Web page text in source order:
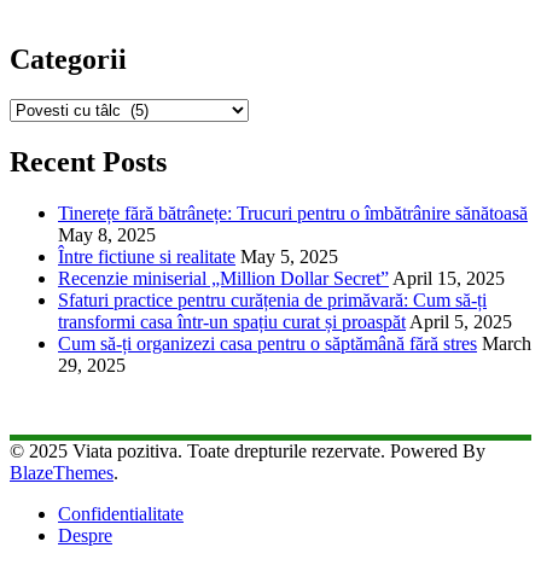
Categorii
Categorii
Recent Posts
Tinerețe fără bătrânețe: Trucuri pentru o îmbătrânire sănătoasă
May 8, 2025
Între fictiune si realitate May 5, 2025
Recenzie miniserial „Million Dollar Secret” April 15, 2025
Sfaturi practice pentru curățenia de primăvară: Cum să-ți
transformi casa într-un spațiu curat și proaspăt April 5, 2025
Cum să-ți organizezi casa pentru o săptămână fără stres March
29, 2025
© 2025 Viata pozitiva. Toate drepturile rezervate. Powered By
BlazeThemes.
Confidentialitate
Despre